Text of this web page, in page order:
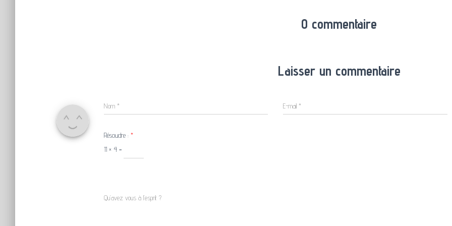
0 commentaire
Laisser un commentaire
Nom * E-mail*
Résoudre : *
11 × 4 =
Qu’avez vous à l’esprit ?